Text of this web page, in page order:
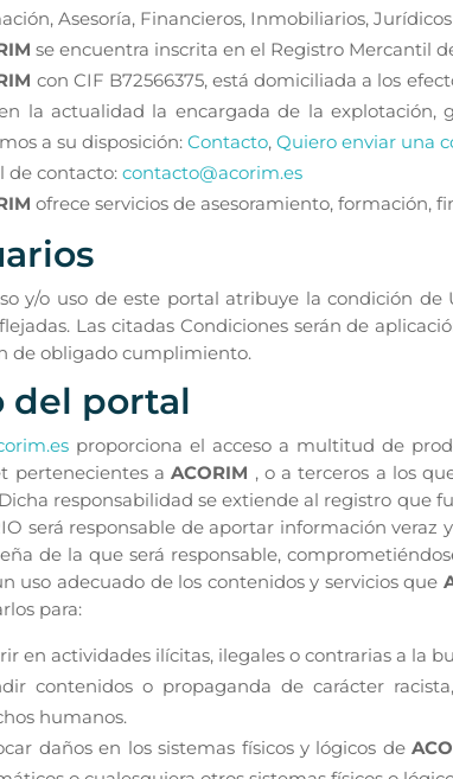
Asesoría, Financieros, Inmobiliarios,
se encuentra inscrita en el Registro Mercantil
con CIF B72566375, está domiciliada a los
la actualidad la encargada de la explotación,
a su disposición:Contacto,Quiero enviar una
de contacto:contacto@acorim.es
ofrece servicios de asesoramiento, formación,
y/o uso de este portal atribuye la condición de
Las citadas Condiciones serán de
de obligado cumplimiento.
del portal
proporciona el acceso a multitud de
pertenecientes aACORIM , o a terceros a los
responsabilidad se extiende al registro que
será responsable de aportar información
de la que será responsable,
uso adecuado de los contenidos y servicios que
para:
en actividades ilícitas, ilegales o contrarias a la
contenidos o propaganda de carácter
humanos.
daños en los sistemas físicos y lógicos de